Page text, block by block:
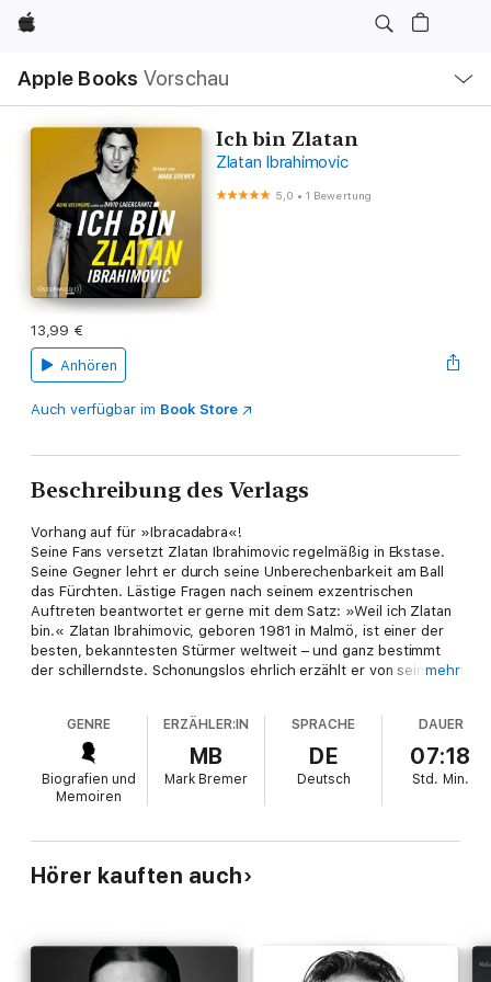
Apple
Apple Books Vorschau
Navigation
Menü
öffnen
Ich bin Zlatan
Zlatan Ibrahimovic
5,0 •1 Bewertung
13,99 €
Anhören
Auch verfügbar im Book Store
Beschreibung des Verlags
Vorhang auf für »Ibracadabra«!
Seine Fans versetzt Zlatan Ibrahimovic regelmäßig in Ekstase.
Seine Gegner lehrt er durch seine Unberechenbarkeit am Ball
das Fürchten. Lästige Fragen nach seinem exzentrischen
Auftreten beantwortet er gerne mit dem Satz: »Weil ich Zlatan
bin.« Zlatan Ibrahimovic, geboren 1981 in Malmö, ist einer der
besten, bekanntesten Stürmer weltweit – und ganz bestimmt
der schillerndste. Schonungslos ehrlich erzählt er von seinem
wurde.
mehr
GENRE
Biografien und
Memoiren
ERZÄHLER:IN
MB
Mark Bremer
SPRACHE
DE
Deutsch
DAUER
07:18
Std. Min.
Hörer kauften auch